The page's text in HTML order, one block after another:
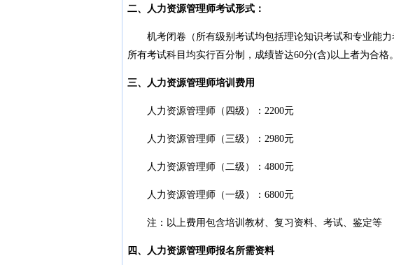
二、人力资源管理师考试形式：
机考闭卷（所有级别考试均包括理论知识考试和专业能力
所有考试科目均实行百分制，成绩皆达60分(含)以上者为合格。
三、人力资源管理师培训费用
人力资源管理师（四级）：2200元
人力资源管理师（三级）：2980元
人力资源管理师（二级）：4800元
人力资源管理师（一级）：6800元
注：以上费用包含培训教材、复习资料、考试、鉴定等
四、人力资源管理师报名所需资料